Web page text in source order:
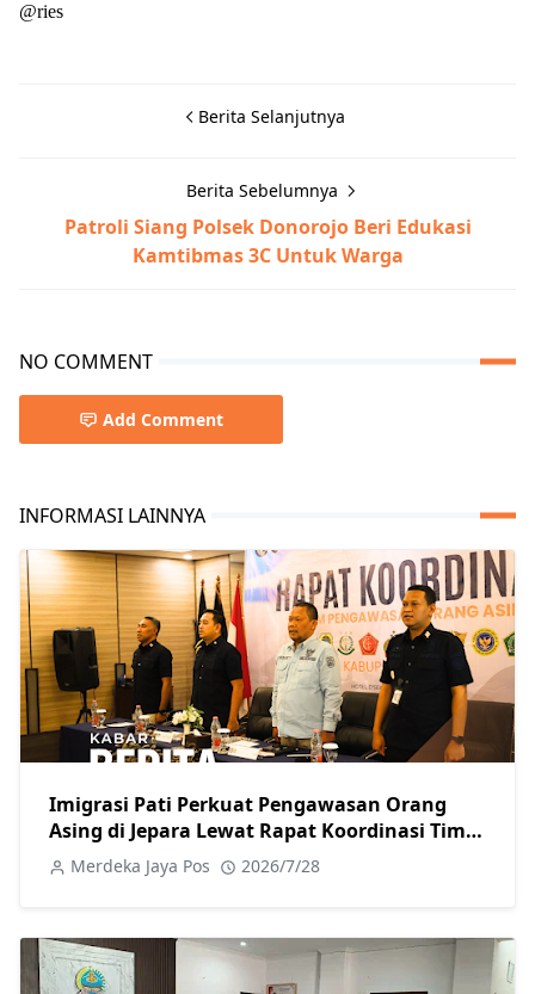
@ries
Berita Selanjutnya
Berita Sebelumnya
Patroli Siang Polsek Donorojo Beri Edukasi
Kamtibmas 3C Untuk Warga
NO COMMENT
Add Comment
INFORMASI LAINNYA
Imigrasi Pati Perkuat Pengawasan Orang
Asing di Jepara Lewat Rapat Koordinasi Tim
PoraMerdeka Jaya Pos 2026/7/28